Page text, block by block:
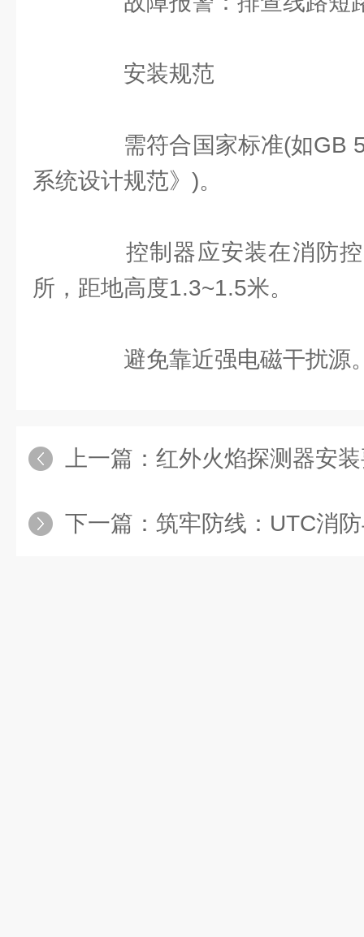
安装规范
需符合国家标准(如GB
系统设计规范》)。
控制器应安装在消防控
所，距地高度1.3~1.5米。
避免靠近强电磁干扰源
上一篇： 红外火焰探测器安
下一篇： 筑牢防线：UTC消防与